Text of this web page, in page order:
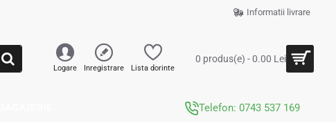
Informatii livrare
Logare Inregistrare Lista dorinte
0 produs(e) - 0.00 Lei
Telefon: 0743 537 169